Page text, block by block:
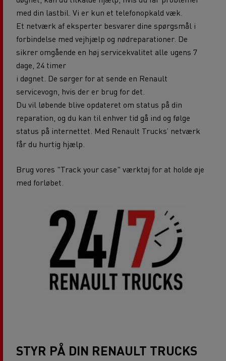
med din lastbil. Vi er kun et telefonopkald væk.
Et netværk af eksperter besvarer dine spørgsmål i
forbindelse med vejhjælp og nødreparationer. De
sikrer omgående en høj servicekvalitet alle ugens 7
dage, 24 timer
i døgnet. De sørger for at sende en Renault
servicevogn, hvis der er brug for det.
Du vil løbende blive opdateret om status på din
reparation, og du kan til enhver tid gå ind og følge
status på internettet. Med Renault Trucks’ netværk
får du hurtig hjælp.
Brug vores "Track your case" værktøj for at holde øje
med forløbet.
STYR PÅ DIN RENAULT TRUCKS